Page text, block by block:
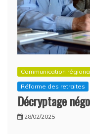
Communication
Réforme des retraites
Décryptage
28/02/2025